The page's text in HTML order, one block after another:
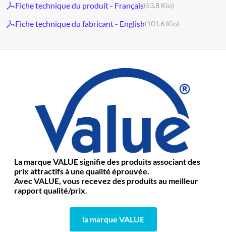
Fiche technique du produit - Français(53.8 Kio)
Fiche technique du fabricant - English(101.6 Kio)
La marque VALUE signifie des produits associant des
prix attractifs à une qualité éprouvée.
Avec VALUE, vous recevez des produits au meilleur
rapport qualité/prix.
la marque VALUE